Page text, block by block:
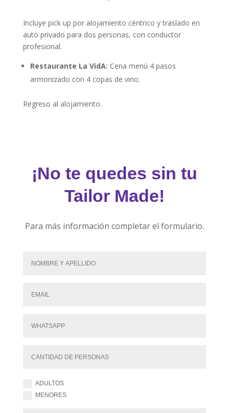
Incluye pick up por alojamiento céntrico y traslado en
auto privado para dos personas, con conductor
profesional.
Restaurante La VidA: Cena menú 4 pasos
armonizado con 4 copas de vino.
Regreso al alojamiento.
¡No te quedes sin tu
Tailor Made!
Para más información completar el formulario.
ADULTOS
MENORES